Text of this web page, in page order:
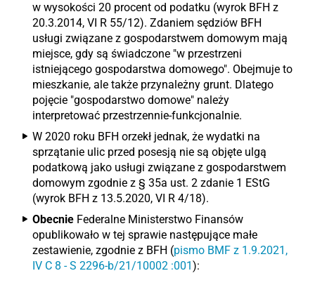
w wysokości 20 procent od podatku (wyrok BFH z
20.3.2014, VI R 55/12). Zdaniem sędziów BFH
usługi związane z gospodarstwem domowym mają
miejsce, gdy są świadczone "w przestrzeni
istniejącego gospodarstwa domowego". Obejmuje to
mieszkanie, ale także przynależny grunt. Dlatego
pojęcie "gospodarstwo domowe" należy
interpretować przestrzennie-funkcjonalnie.
W 2020 roku BFH orzekł jednak, że wydatki na
sprzątanie ulic przed posesją nie są objęte ulgą
podatkową jako usługi związane z gospodarstwem
domowym zgodnie z § 35a ust. 2 zdanie 1 EStG
(wyrok BFH z 13.5.2020, VI R 4/18).
Obecnie Federalne Ministerstwo Finansów
opublikowało w tej sprawie następujące małe
zestawienie, zgodnie z BFH (pismo BMF z 1.9.2021,
IV C 8 - S 2296-b/21/10002 :001):